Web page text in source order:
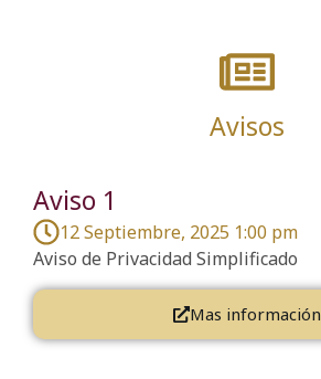
Avisos
Aviso 1
12 Septiembre, 2025 1:00 pm
Aviso de Privacidad Simplificado
Mas información